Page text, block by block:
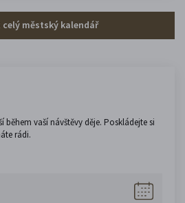
městský kalendář
během vaší návštěvy děje. Poskládejte si
rádi.